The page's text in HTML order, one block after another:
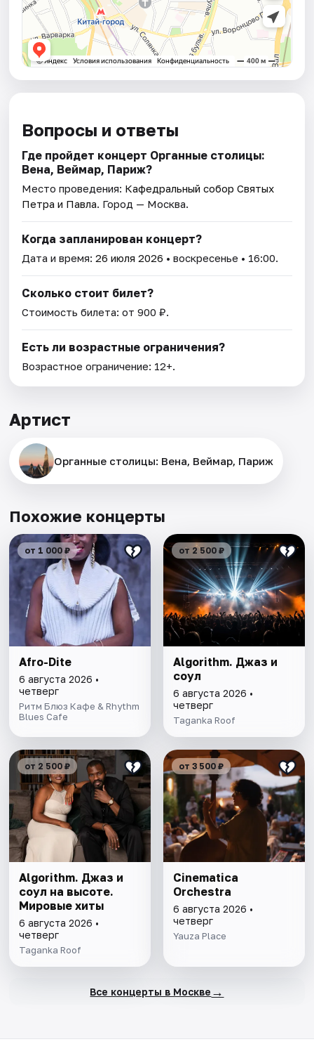
Вопросы и ответы
Где пройдет концерт Органные столицы:
Вена, Веймар, Париж?
Место проведения: Кафедральный собор Святых
Петра и Павла. Город — Москва.
Когда запланирован концерт?
Дата и время:26 июля 2026 • воскресенье • 16:00.
Сколько стоит билет?
Стоимость билета: от 900 ₽.
Есть ли возрастные ограничения?
Возрастное ограничение: 12+.
Артист
Органные столицы: Вена, Веймар, Париж
Похожие концерты
от 1 000 ₽
Afro-Dite
6 августа 2026 •
четверг
Ритм Блюз Кафе & Rhythm
Blues Cafe
от 2 500 ₽
Algorithm. Джаз и
соул
6 августа 2026 •
четверг
Taganka Roof
от 2 500 ₽
Algorithm. Джаз и
соул на высоте.
Мировые хиты
6 августа 2026 •
четверг
Taganka Roof
от 3 500 ₽
Cinematica
Orchestra
6 августа 2026 •
четверг
Yauza Place
Все концерты в Москве →